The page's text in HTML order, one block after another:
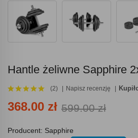
Hantle żeliwne Sapphire
(2) Napisz recenzję
368.00 zł 599.00 zł
Producent: Sapphire